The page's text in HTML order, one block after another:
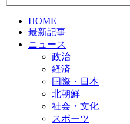
HOME
最新記事
ニュース
政治
経済
国際・日本
北朝鮮
社会・文化
スポーツ